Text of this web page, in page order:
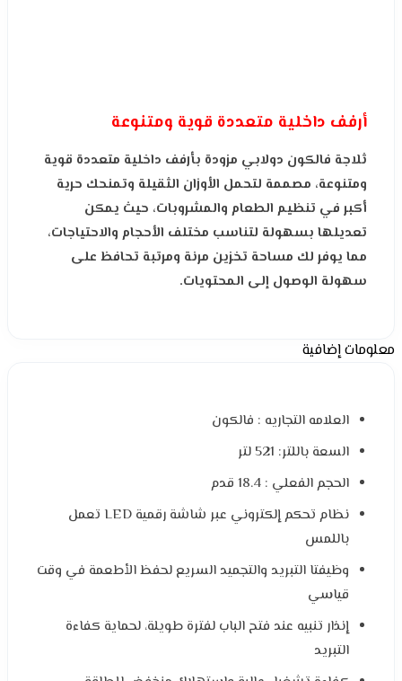
أرفف داخلية متعددة قوية ومتنوعة
ثلاجة فالكون دولابي مزودة بأرفف داخلية متعددة قوية
ومتنوعة، مصممة لتحمل الأوزان الثقيلة وتمنحك حرية
أكبر في تنظيم الطعام والمشروبات، حيث يمكن
تعديلها بسهولة لتناسب مختلف الأحجام والاحتياجات،
مما يوفر لك مساحة تخزين مرنة ومرتبة تحافظ على
سهولة الوصول إلى المحتويات.
معلومات إضافية
العلامه التجاريه : فالكون
السعة باللتر: 521 لتر
الحجم الفعلي : 18.4 قدم
نظام تحكم إلكتروني عبر شاشة رقمية LED تعمل
باللمس
وظيفتا التبريد والتجميد السريع لحفظ الأطعمة في وقت
قياسي
إنذار تنبيه عند فتح الباب لفترة طويلة، لحماية كفاءة
التبريد